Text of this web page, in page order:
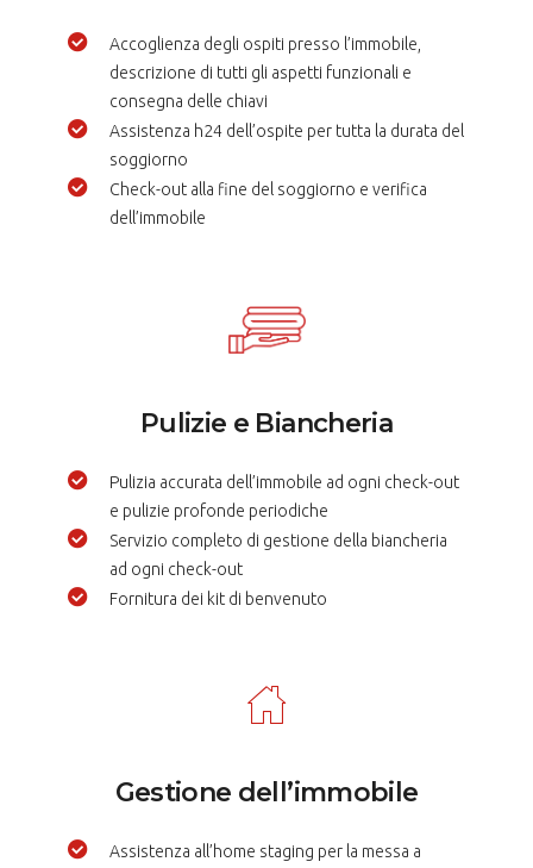
Accoglienza degli ospiti presso l’immobile,
descrizione di tutti gli aspetti funzionali e
consegna delle chiavi
Assistenza h24 dell’ospite per tutta la durata del
soggiorno
Check-out alla fine del soggiorno e verifica
dell’immobile
Pulizie e Biancheria
Pulizia accurata dell’immobile ad ogni check-out
e pulizie profonde periodiche
Servizio completo di gestione della biancheria
ad ogni check-out
Fornitura dei kit di benvenuto
Gestione dell’immobile
Assistenza all’home staging per la messa a